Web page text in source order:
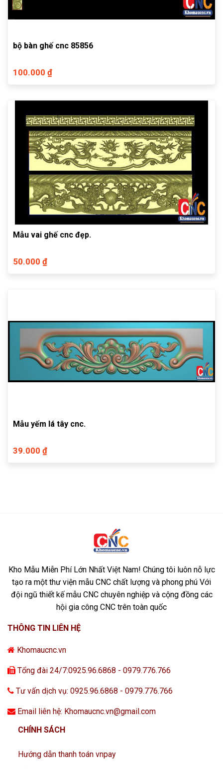
bộ bàn ghế cnc 85856
100.000 ₫
Mẫu vai ghế cnc đẹp.
50.000 ₫
Mẫu yếm lá tây cnc.
39.000 ₫
Kho Mẫu Miễn Phí Lớn Nhất Việt Nam! Chúng tôi luôn nỗ lực
tạo ra một thư viện mẫu CNC chất lượng và phong phú Với
đội ngũ thiết kế mẫu CNC chuyên nghiệp và cộng đồng các
hội gia công CNC trên toàn quốc
THÔNG TIN LIÊN HỆ
Khomaucnc.vn
Tổng đài 24/7:0925.96.6868 - 0979.776.766
Tư vấn dịch vụ: 0925.96.6868 - 0979.776.766
Email liên hệ: Khomaucnc.vn@gmail.com
CHÍNH SÁCH
Hướng dẫn thanh toán vnpay